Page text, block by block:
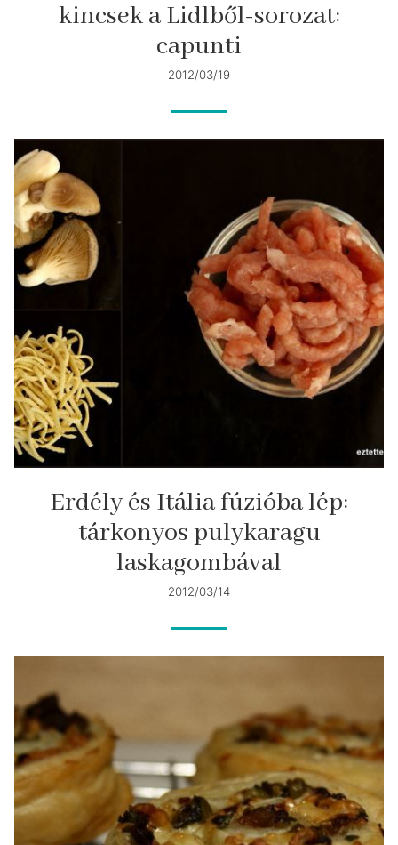
kincsek a Lidlből-sorozat:
capunti
2012/03/19
Erdély és Itália fúzióba lép:
tárkonyos pulykaragu
laskagombával
2012/03/14